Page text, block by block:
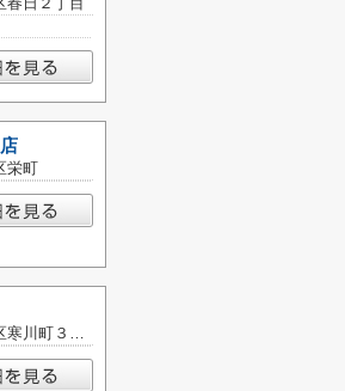
栄町
千葉県千葉市中央区寒川町３丁目